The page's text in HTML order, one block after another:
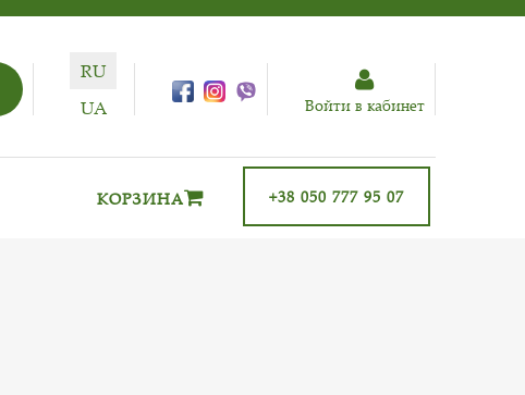
RU
UA
Войти в кабинет
+38 050 777 95 07
КОРЗИНА